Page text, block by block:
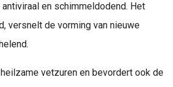
en schimmeldodend. Het
versnelt de vorming van nieuwe
vetzuren en bevordert ook de